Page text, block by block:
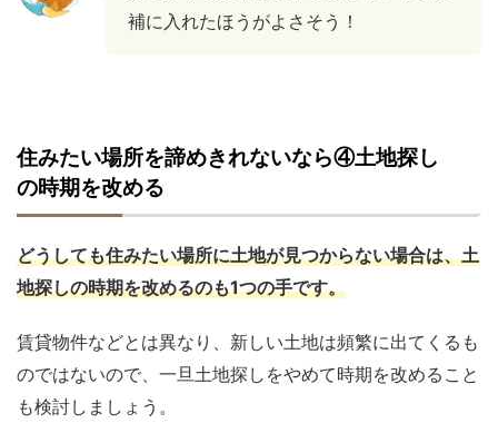
補に入れたほうがよさそう！
住みたい場所を諦めきれないなら④土地探し
の時期を改める
どうしても住みたい場所に土地が見つからない場合は、土
地探しの時期を改めるのも1つの手です。
賃貸物件などとは異なり、新しい土地は頻繁に出てくるも
のではないので、一旦土地探しをやめて時期を改めること
も検討しましょう。